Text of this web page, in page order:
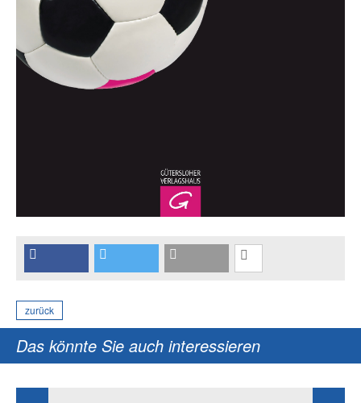
zurück
Das könnte Sie auch interessieren